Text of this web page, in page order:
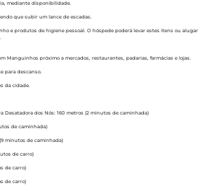
mediante disponibilidade.
que subir um lance de escadas.
e produtos de higiene pessoal. O hóspede poderá levar estes itens ou alugar
Manguinhos próximo a mercados, restaurantes, padarias, farmácias e lojas.
para descanso.
da cidade.
Desatadora dos Nós: 160 metros (2 minutos de caminhada)
de caminhada)
minutos de caminhada)
de carro)
de carro)
de carro)